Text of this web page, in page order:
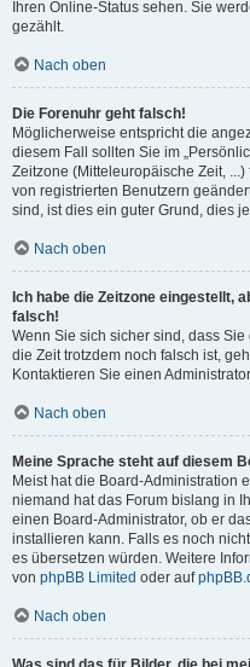
Ihren Online-Status sehen. Sie
gezählt.
Nach oben
Die Forenuhr geht falsch!
Möglicherweise entspricht die
diesem Fall sollten Sie im
Zeitzone (Mitteleuropäische Zeit,
von registrierten Benutzern
sind, ist dies ein guter Grund, dies
Nach oben
Ich habe die Zeitzone eingestellt,
falsch!
Wenn Sie sich sicher sind, dass
die Zeit trotzdem noch falsch ist,
Kontaktieren Sie einen
Nach oben
Meine Sprache steht auf diesem
Meist hat die Board-Administration
niemand hat das Forum bislang in
einen Board-Administrator, ob er
installieren kann. Falls es noch
es übersetzen würden. Weitere
von phpBB Limited oder auf
Nach oben